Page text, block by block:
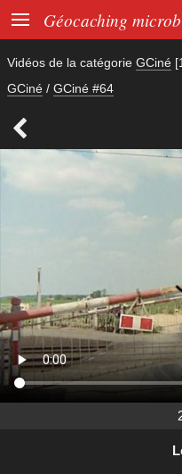
 Géocaching
Vidéos de la catégorie GCiné
GCiné / GCiné #64
